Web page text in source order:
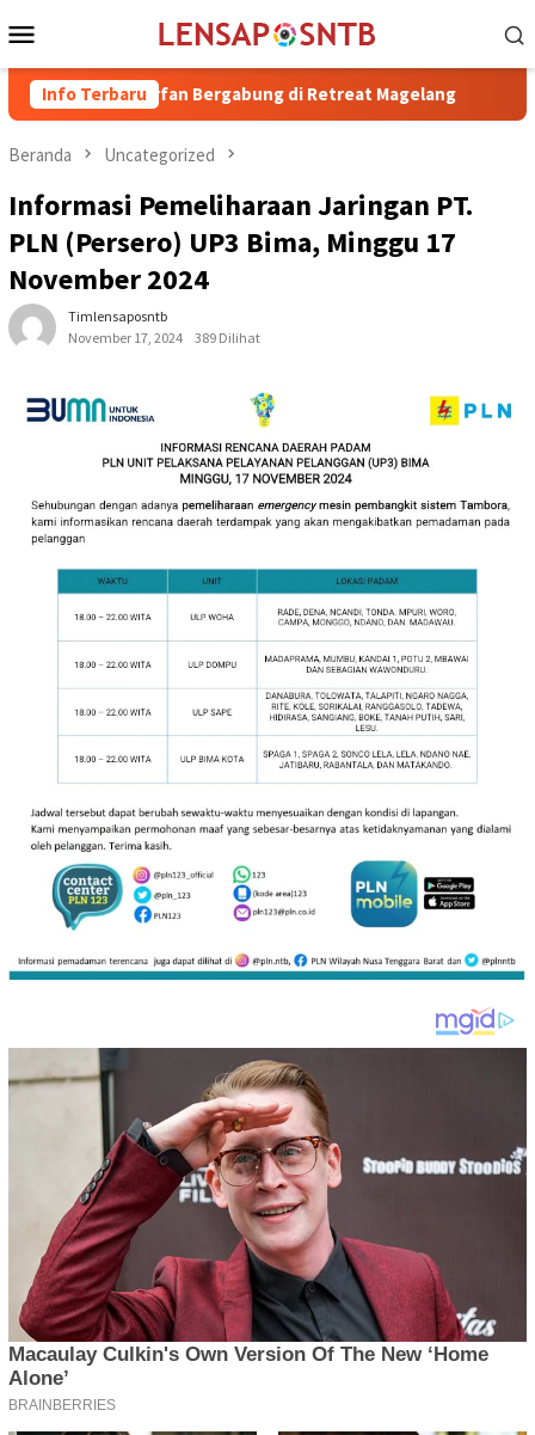
ke
Mobile
Info Terbaru
H. Irfan Bergabung di Retreat Magelang Rutan Kelas
Beranda Uncategorized
Informasi Pemeliharaan Jaringan PT.
PLN (Persero) UP3 Bima, Minggu 17
November 2024
Timlensaposntb
November 17, 2024
389 Dilihat